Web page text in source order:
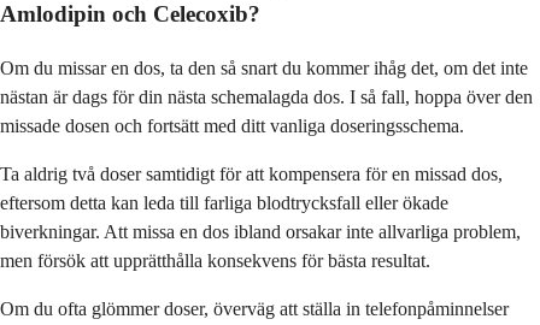
Amlodipin och Celecoxib?
Om du missar en dos, ta den så snart du kommer ihåg det, om det inte
nästan är dags för din nästa schemalagda dos. I så fall, hoppa över den
missade dosen och fortsätt med ditt vanliga doseringsschema.
Ta aldrig två doser samtidigt för att kompensera för en missad dos,
eftersom detta kan leda till farliga blodtrycksfall eller ökade
biverkningar. Att missa en dos ibland orsakar inte allvarliga problem,
men försök att upprätthålla konsekvens för bästa resultat.
Om du ofta glömmer doser, överväg att ställa in telefonpåminnelser